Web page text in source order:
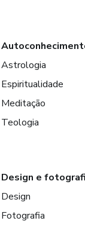
Astrologia
Espiritualidade
Meditação
Teologia
Design e
Design
Fotografia